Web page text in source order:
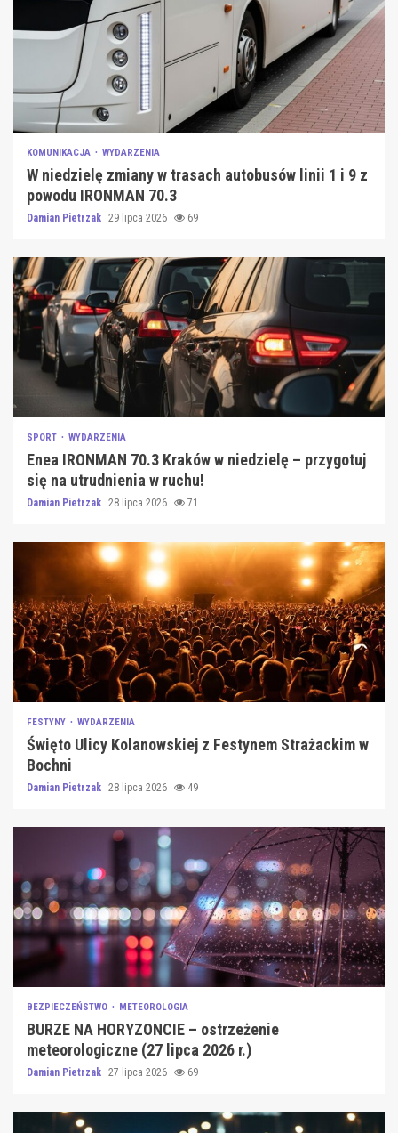
KOMUNIKACJA WYDARZENIA
W niedzielę zmiany w trasach autobusów linii 1 i 9 z
powodu IRONMAN 70.3
Damian Pietrzak 29 lipca 2026 69
SPORT WYDARZENIA
Enea IRONMAN 70.3 Kraków w niedzielę – przygotuj
się na utrudnienia w ruchu!
Damian Pietrzak 28 lipca 2026 71
FESTYNY WYDARZENIA
Święto Ulicy Kolanowskiej z Festynem Strażackim w
Bochni
Damian Pietrzak 28 lipca 2026 49
BEZPIECZEŃSTWO METEOROLOGIA
BURZE NA HORYZONCIE – ostrzeżenie
meteorologiczne (27 lipca 2026 r.)
Damian Pietrzak 27 lipca 2026 69